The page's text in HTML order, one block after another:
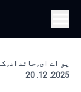
یو اے ای, جائداد,
2025. 12. 20